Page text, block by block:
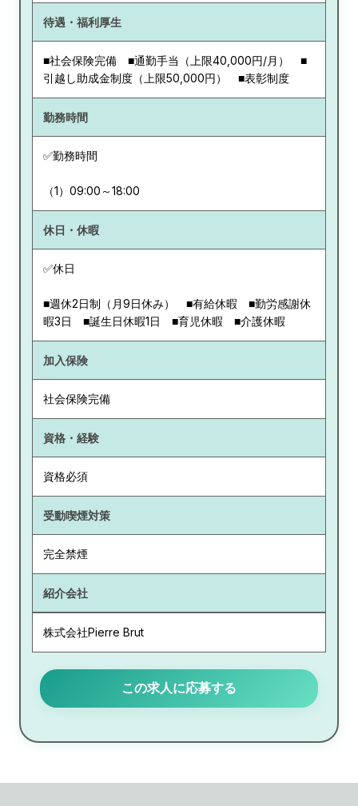
待遇・福利厚生
■社会保険完備 ■通勤手当（上限40,000円/月） ■
引越し助成金制度（上限50,000円） ■表彰制度
勤務時間
✅勤務時間
（1）09:00～18:00
休日・休暇
✅休日
■週休2日制（月9日休み） ■有給休暇 ■勤労感謝休
暇3日 ■誕生日休暇1日 ■育児休暇 ■介護休暇
加入保険
社会保険完備
資格・経験
資格必須
受動喫煙対策
完全禁煙
紹介会社
株式会社Pierre Brut
この求人に応募する